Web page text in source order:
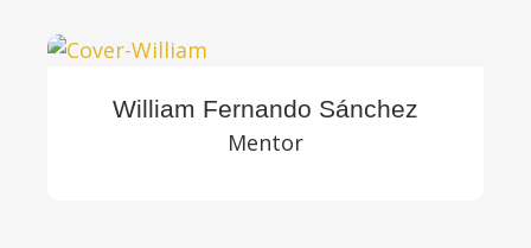
William Fernando Sánchez
Mentor